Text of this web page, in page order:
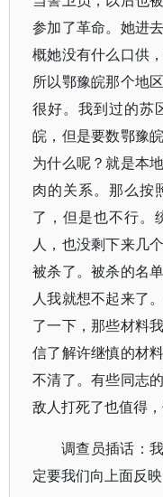
参加了革命。她进
概她没有什么口供
所以鄂豫皖那个地
很好。我到过的苏
皖，但是要数鄂豫
为什么呢？就是本
肉的关系。那么按
了，但是也不行。
人，也没剩下来几
被杀了。被杀的名
人我就想不起来了
了一下，那些材料
信了解许继慎的材
不清了。有些同志
敌人打死了也值得
调查员插话：
定要我们向上面反